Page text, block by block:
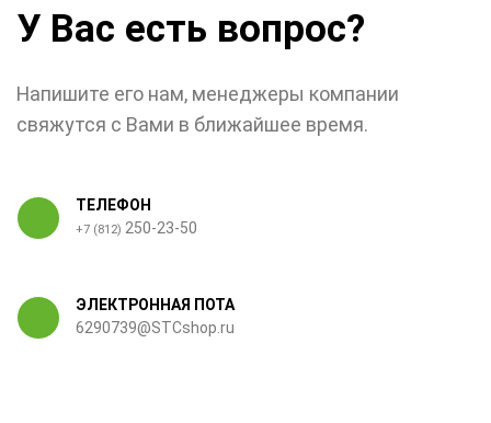
У Вас есть вопрос?
Напишите его нам, менеджеры компании
свяжутся с Вами в ближайшее время.
ТЕЛЕФОН
+7 (812) 250-23-50
ЭЛЕКТРОННАЯ ПОТА
6290739@STCshop.ru